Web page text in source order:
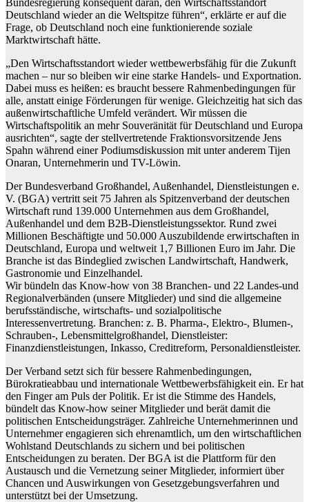
Deutschland wieder an die Weltspitze führen“, erklärte er auf die
Frage, ob Deutschland noch eine funktionierende soziale
Marktwirtschaft hätte.
„Den Wirtschaftsstandort wieder wettbewerbsfähig für die Zukunft
machen – nur so bleiben wir eine starke Handels- und Exportnation.
Dabei muss es heißen: es braucht bessere Rahmenbedingungen für
alle, anstatt einige Förderungen für wenige. Gleichzeitig hat sich das
außenwirtschaftliche Umfeld verändert. Wir müssen die
Wirtschaftspolitik an mehr Souveränität für Deutschland und Europa
ausrichten“, sagte der stellvertretende Fraktionsvorsitzende Jens
Spahn während einer Podiumsdiskussion mit unter anderem Tijen
Onaran, Unternehmerin und TV-Löwin.
Der Bundesverband Großhandel, Außenhandel, Dienstleistungen e.
V. (BGA) vertritt seit 75 Jahren als Spitzenverband der deutschen
Wirtschaft rund 139.000 Unternehmen aus dem Großhandel,
Außenhandel und dem B2B-Dienstleistungssektor. Rund zwei
Millionen Beschäftigte und 50.000 Auszubildende erwirtschaften in
Deutschland, Europa und weltweit 1,7 Billionen Euro im Jahr. Die
Branche ist das Bindeglied zwischen Landwirtschaft, Handwerk,
Gastronomie und Einzelhandel.
Wir bündeln das Know-how von 38 Branchen- und 22 Landes-und
Regionalverbänden (unsere Mitglieder) und sind die allgemeine
berufsständische, wirtschafts- und sozialpolitische
Interessenvertretung. Branchen: z. B. Pharma-, Elektro-, Blumen-,
Schrauben-, Lebensmittelgroßhandel, Dienstleister:
Finanzdienstleistungen, Inkasso, Creditreform, Personaldienstleister.
Der Verband setzt sich für bessere Rahmenbedingungen,
Bürokratieabbau und internationale Wettbewerbsfähigkeit ein. Er hat
den Finger am Puls der Politik. Er ist die Stimme des Handels,
bündelt das Know-how seiner Mitglieder und berät damit die
politischen Entscheidungsträger. Zahlreiche Unternehmerinnen und
Unternehmer engagieren sich ehrenamtlich, um den wirtschaftlichen
Wohlstand Deutschlands zu sichern und bei politischen
Entscheidungen zu beraten. Der BGA ist die Plattform für den
Austausch und die Vernetzung seiner Mitglieder, informiert über
Chancen und Auswirkungen von Gesetzgebungsverfahren und
unterstützt bei der Umsetzung.